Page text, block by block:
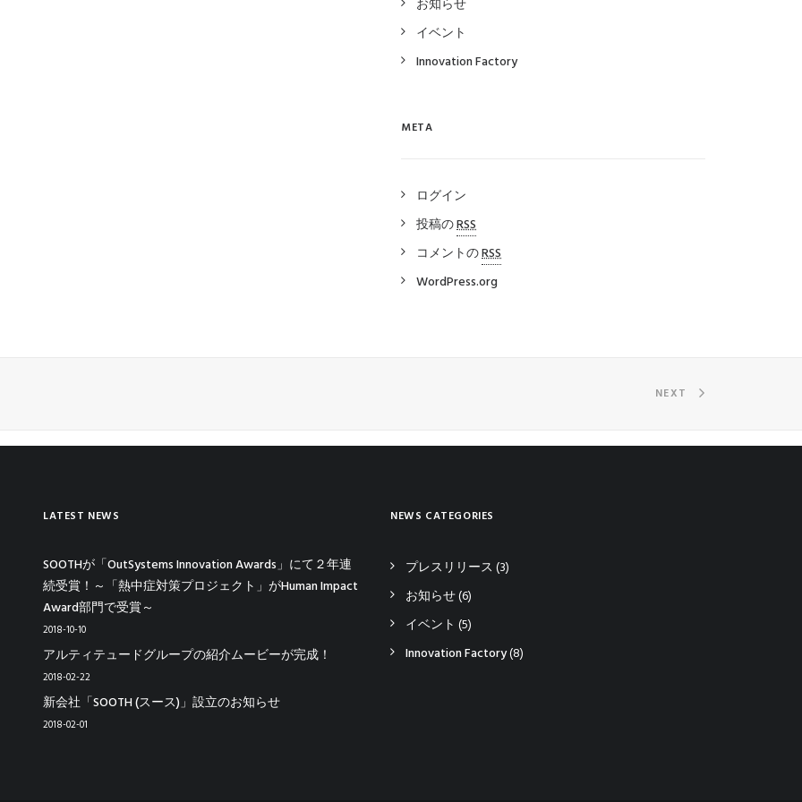
お知らせ
イベント
Innovation Factory
META
ログイン
投稿のRSS
コメントのRSS
WordPress.org
NEXT
LATEST NEWS
SOOTHが「OutSystems Innovation Awards」にて２年連
続受賞！～「熱中症対策プロジェクト」がHuman Impact
Award部門で受賞～
2018-10-10
アルティテュードグループの紹介ムービーが完成！
2018-02-22
新会社「SOOTH (スース)」設立のお知らせ
2018-02-01
NEWS CATEGORIES
プレスリリース (3)
お知らせ(6)
イベント (5)
Innovation Factory(8)